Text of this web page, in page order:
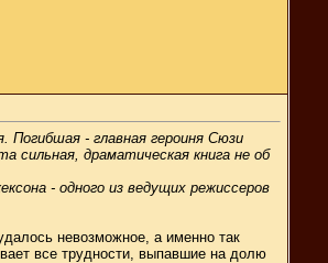
- главная героиня Сюзи
сильная, драматическая книга не об
- одного из ведущих режиссеров
невозможное, а именно так
все трудности, выпавшие на долю